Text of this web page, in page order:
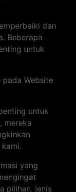
dan
Beberapa
untuk
Website
untuk
mereka
yang
pilihan, jenis